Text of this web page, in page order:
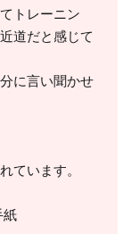
トレーニン
道だと感じて
に言い聞かせ
ています。
紙